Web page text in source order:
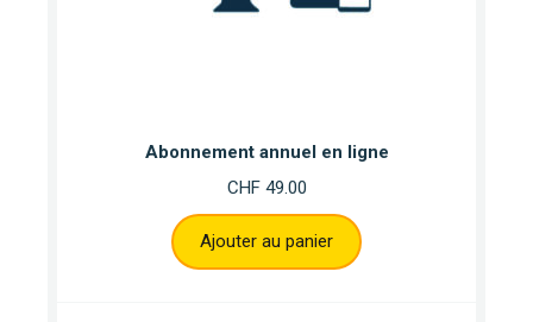
Abonnement annuel en ligne
CHF49.00
Ajouter au panier